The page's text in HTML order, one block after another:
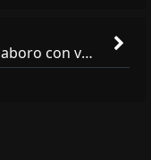
In realtà, io sono del settore e collaboro con vari negozi, ti possono dire che sono tutti brand abbastanza simili come